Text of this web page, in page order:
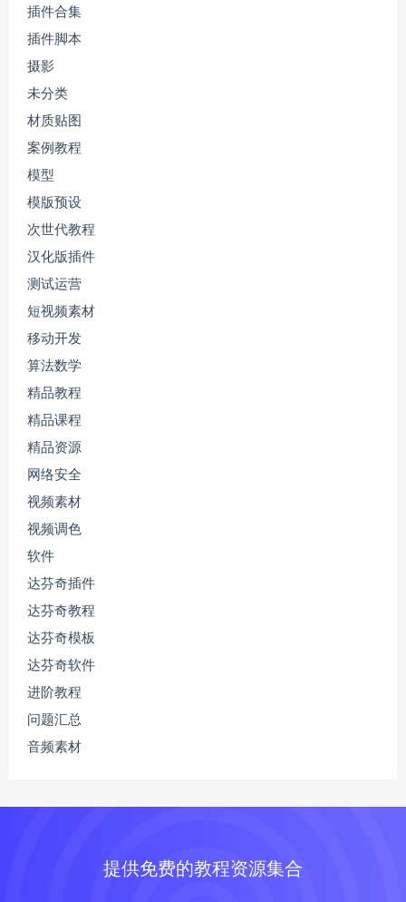
插件合集
插件脚本
摄影
未分类
材质贴图
案例教程
模型
模版预设
次世代教程
汉化版插件
测试运营
短视频素材
移动开发
算法数学
精品教程
精品课程
精品资源
网络安全
视频素材
视频调色
软件
达芬奇插件
达芬奇教程
达芬奇模板
达芬奇软件
进阶教程
问题汇总
音频素材
提供免费的教程资源集合